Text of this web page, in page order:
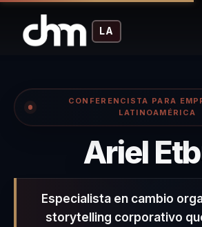
LA
CONFERENCISTA PARA
LATINOAMÉRICA
Ariel
Especialista en cambio
storytelling corporativo